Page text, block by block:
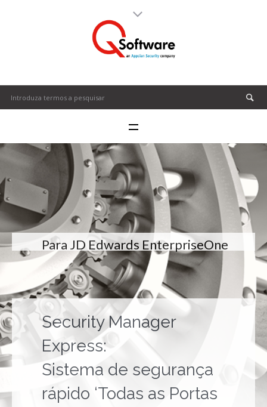
Para JD Edwards EnterpriseOne
Security Manager
Express:
Sistema de segurança
rápido ‘Todas as Portas